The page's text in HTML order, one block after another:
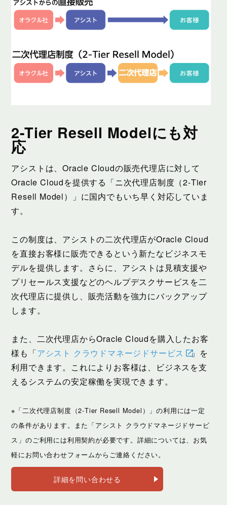
2-Tier Resell Modelにも対
応
アシストは、Oracle Cloudの販売代理店に対して
Oracle Cloudを提供する「ニ次代理店制度（2-Tier
Resell Model）」に国内でもいち早く対応していま
す。
この制度は、アシストの二次代理店がOracle Cloud
を直接お客様に販売できるという新たなビジネスモ
デルを提供します。さらに、アシストは見積支援や
プリセールス支援などのヘルプデスクサービスを二
次代理店に提供し、販売活動を強力にバックアップ
します。
また、二次代理店からOracle Cloudを購入したお客
様も「アシスト クラウドマネージドサービス
」を
利用できます。これによりお客様は、ビジネスを支
えるシステムの安定稼働を実現できます。
※「二次代理店制度（2-Tier Resell Model）」の利用には一定
の条件があります。また「アシスト クラウドマネージドサービ
ス」のご利用には利用契約が必要です。詳細については、お気
軽にお問い合わせフォームからご連絡ください。
詳細を問い合わせる